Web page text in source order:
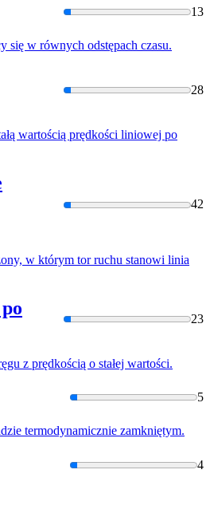
13
się w równych odstępach czasu.
28
wartością prędkości liniowej po
42
w którym torruchu stanowi linia
23
z prędkością o stałej wartości.
5
termodynamicznie zamkniętym.
4